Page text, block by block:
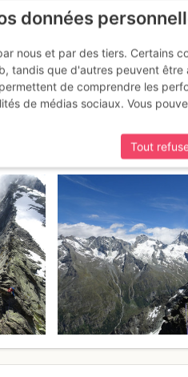
des
données
nous et par des tiers. Certains
tandis que d'autres peuvent être
de comprendre les
de médias sociaux. Vous
Tout